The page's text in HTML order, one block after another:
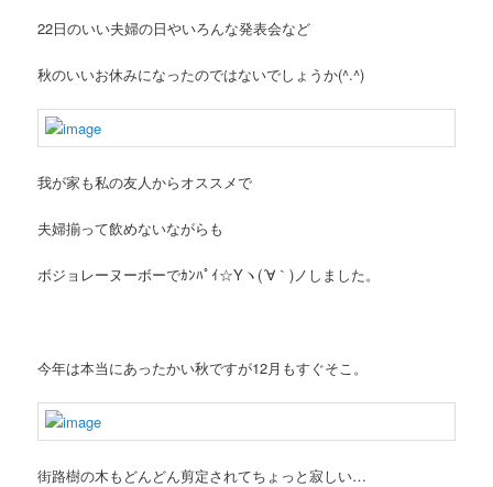
22日のいい夫婦の日やいろんな発表会など
秋のいいお休みになったのではないでしょうか(^.^)
我が家も私の友人からオススメで
夫婦揃って飲めないながらも
ボジョレーヌーボーでｶﾝﾊﾟｲ☆Yヽ(´∀｀)ノしました。
今年は本当にあったかい秋ですが12月もすぐそこ。
街路樹の木もどんどん剪定されてちょっと寂しい…